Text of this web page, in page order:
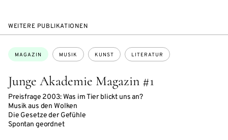
WEITERE PUBLIKATIONEN
Junge Akademie Magazin #1
Preisfrage 2003: Was im Tier blickt uns an?
Musik aus den Wolken
Die Gesetze der Gefühle
Spontan geordnet
Themen:
MAGAZIN MUSIK KUNST LITERATUR